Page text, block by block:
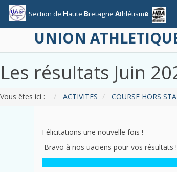
Section de Haute Bretagne Athlétisme
UNION
Les résultats Juin
Vous êtes ici : ACTIVITES COURSE HORS
Félicitations une nouvelle fois !
Bravo à nos uaciens pour vos résultats !